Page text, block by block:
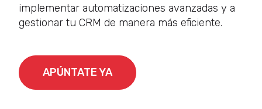
implementar automatizaciones avanzadas y a
gestionar tu CRM de manera más eficiente.
APÚNTATE YA